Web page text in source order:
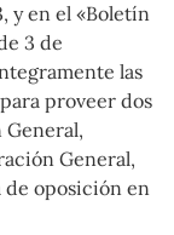
y en el «Boletín
3 de
las
proveer dos
General,
de oposición en